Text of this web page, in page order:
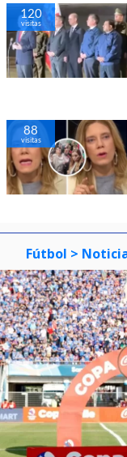
120
visitas
88
visitas
Fútbol >